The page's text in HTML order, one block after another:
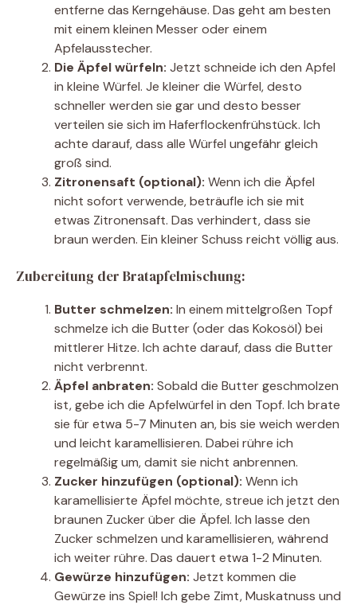
entferne das Kerngehäuse. Das geht am besten
mit einem kleinen Messer oder einem
Apfelausstecher.
Die Äpfel würfeln: Jetzt schneide ich den Apfel
in kleine Würfel. Je kleiner die Würfel, desto
schneller werden sie gar und desto besser
verteilen sie sich im Haferflockenfrühstück. Ich
achte darauf, dass alle Würfel ungefähr gleich
groß sind.
Zitronensaft (optional): Wenn ich die Äpfel
nicht sofort verwende, beträufle ich sie mit
etwas Zitronensaft. Das verhindert, dass sie
braun werden. Ein kleiner Schuss reicht völlig aus.
Zubereitung der Bratapfelmischung:
Butter schmelzen: In einem mittelgroßen Topf
schmelze ich die Butter (oder das Kokosöl) bei
mittlerer Hitze. Ich achte darauf, dass die Butter
nicht verbrennt.
Äpfel anbraten: Sobald die Butter geschmolzen
ist, gebe ich die Apfelwürfel in den Topf. Ich brate
sie für etwa 5-7 Minuten an, bis sie weich werden
und leicht karamellisieren. Dabei rühre ich
regelmäßig um, damit sie nicht anbrennen.
Zucker hinzufügen (optional): Wenn ich
karamellisierte Äpfel möchte, streue ich jetzt den
braunen Zucker über die Äpfel. Ich lasse den
Zucker schmelzen und karamellisieren, während
ich weiter rühre. Das dauert etwa 1-2 Minuten.
Gewürze hinzufügen: Jetzt kommen die
Gewürze ins Spiel! Ich gebe Zimt, Muskatnuss und